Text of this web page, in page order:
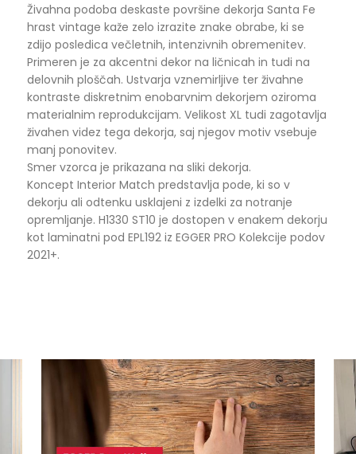
Živahna podoba deskaste površine dekorja Santa Fe
hrast vintage kaže zelo izrazite znake obrabe, ki se
zdijo posledica večletnih, intenzivnih obremenitev.
Primeren je za akcentni dekor na ličnicah in tudi na
delovnih ploščah. Ustvarja vznemirljive ter živahne
kontraste diskretnim enobarvnim dekorjem oziroma
materialnim reprodukcijam. Velikost XL tudi zagotavlja
živahen videz tega dekorja, saj njegov motiv vsebuje
manj ponovitev.
Smer vzorca je prikazana na sliki dekorja.
Koncept Interior Match predstavlja pode, ki so v
dekorju ali odtenku usklajeni z izdelki za notranje
opremljanje. H1330 ST10 je dostopen v enakem dekorju
kot laminatni pod EPL192 iz EGGER PRO Kolekcije podov
2021+.